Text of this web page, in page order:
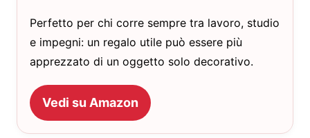
Perfetto per chi corre sempre tra lavoro, studio
e impegni: un regalo utile può essere più
apprezzato di un oggetto solo decorativo.
Vedi su Amazon